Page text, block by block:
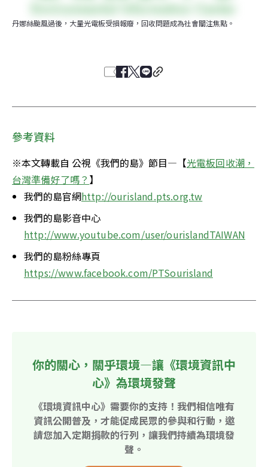
丹娜絲颱風過後，大量光電板受損報廢，回收問題成為社會關注焦點。
參考資料
※本文轉載自 公視《我們的島》節目—【光電板回收潮，
台灣準備好了嗎？ 】
我們的島官網http://ourisland.pts.org.tw
我們的島影音中心
http://www.youtube.com/user/ourislandTAIWAN
我們的島粉絲專頁
https://www.facebook.com/PTSourisland
你的關心，關乎環境—讓《環境資訊中
心》為環境發聲
《環境資訊中心》需要你的支持！我們相信唯有
資訊公開普及，才能促成民眾的參與和行動，邀
請您加入定期捐款的行列，讓我們持續為環境發
聲。